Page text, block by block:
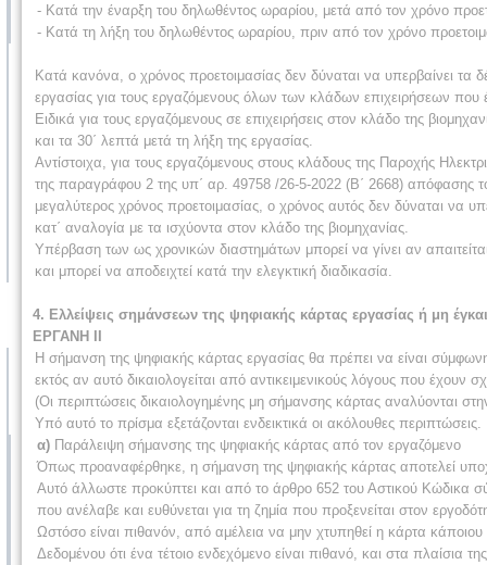
- Κατά την έναρξη του δηλωθέντος ωραρίου, μετά από τον χρόνο
- Κατά τη λήξη του δηλωθέντος ωραρίου, πριν από τον χρόνο
Κατά κανόνα, ο χρόνος προετοιμασίας δεν δύναται να υπερβαίνει τα
εργασίας για τους εργαζόμενους όλων των κλάδων επιχειρήσεων
Ειδικά για τους εργαζόμενους σε επιχειρήσεις στον κλάδο της
και τα 30΄ λεπτά μετά τη λήξη της εργασίας.
Αντίστοιχα, για τους εργαζόμενους στους κλάδους της Παροχής
της παραγράφου 2 της υπ΄ αρ. 49758 /26-5-2022 (Β΄ 2668) απόφασης
μεγαλύτερος χρόνος προετοιμασίας, ο χρόνος αυτός δεν δύναται να
κατ΄ αναλογία με τα ισχύοντα στον κλάδο της βιομηχανίας.
Υπέρβαση των ως χρονικών διαστημάτων μπορεί να γίνει αν
και μπορεί να αποδειχτεί κατά την ελεγκτική διαδικασία.
4. Ελλείψεις σημάνσεων της ψηφιακής κάρτας εργασίας ή μη
ΕΡΓΑΝΗ ΙΙ
Η σήμανση της ψηφιακής κάρτας εργασίας θα πρέπει να είναι
εκτός αν αυτό δικαιολογείται από αντικειμενικούς λόγους που
(Οι περιπτώσεις δικαιολογημένης μη σήμανσης κάρτας αναλύονται
Υπό αυτό το πρίσμα εξετάζονται ενδεικτικά οι ακόλουθες περιπτώσεις.
α) Παράλειψη σήμανσης της ψηφιακής κάρτας από τον εργαζόμενο
Όπως προαναφέρθηκε, η σήμανση της ψηφιακής κάρτας αποτελεί
Αυτό άλλωστε προκύπτει και από το άρθρο 652 του Αστικού Κώδικα
που ανέλαβε και ευθύνεται για τη ζημία που προξενείται στον
Ωστόσο είναι πιθανόν, από αμέλεια να μην χτυπηθεί η κάρτα
Δεδομένου ότι ένα τέτοιο ενδεχόμενο είναι πιθανό, και στα πλαίσια